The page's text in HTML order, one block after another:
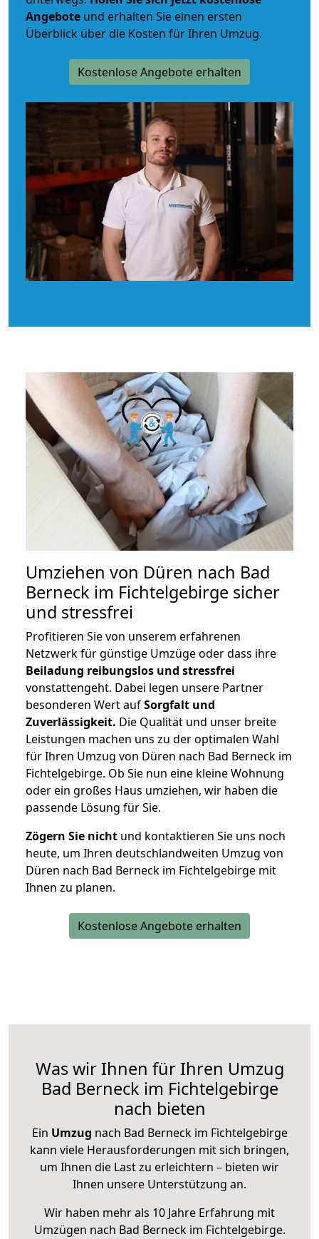
Angebote und erhalten Sie einen ersten
Überblick über die Kosten für Ihren Umzug.
Kostenlose Angebote erhalten
Umziehen von Düren nach Bad
Berneck im Fichtelgebirge sicher
und stressfrei
Profitieren Sie von unserem erfahrenen
Netzwerk für günstige Umzüge oder dass ihre
Beiladung reibungslos und stressfrei
vonstattengeht. Dabei legen unsere Partner
besonderen Wert aufSorgfalt und
Zuverlässigkeit. Die Qualität und unser breite
Leistungen machen uns zu der optimalen Wahl
für Ihren Umzug von Düren nach Bad Berneck im
Fichtelgebirge. Ob Sie nun eine kleine Wohnung
oder ein großes Haus umziehen, wir haben die
passende Lösung für Sie.
Zögern Sie nicht und kontaktieren Sie uns noch
heute, um Ihren deutschlandweiten Umzug von
Düren nach Bad Berneck im Fichtelgebirge mit
Ihnen zu planen.
Kostenlose Angebote erhalten
Was wir Ihnen für Ihren Umzug
Bad Berneck im Fichtelgebirge
nach bieten
Ein Umzug nach Bad Berneck im Fichtelgebirge
kann viele Herausforderungen mit sich bringen,
um Ihnen die Last zu erleichtern – bieten wir
Ihnen unsere Unterstützung an.
Wir haben mehr als 10 Jahre Erfahrung mit
Umzügen nach Bad Berneck im Fichtelgebirge.